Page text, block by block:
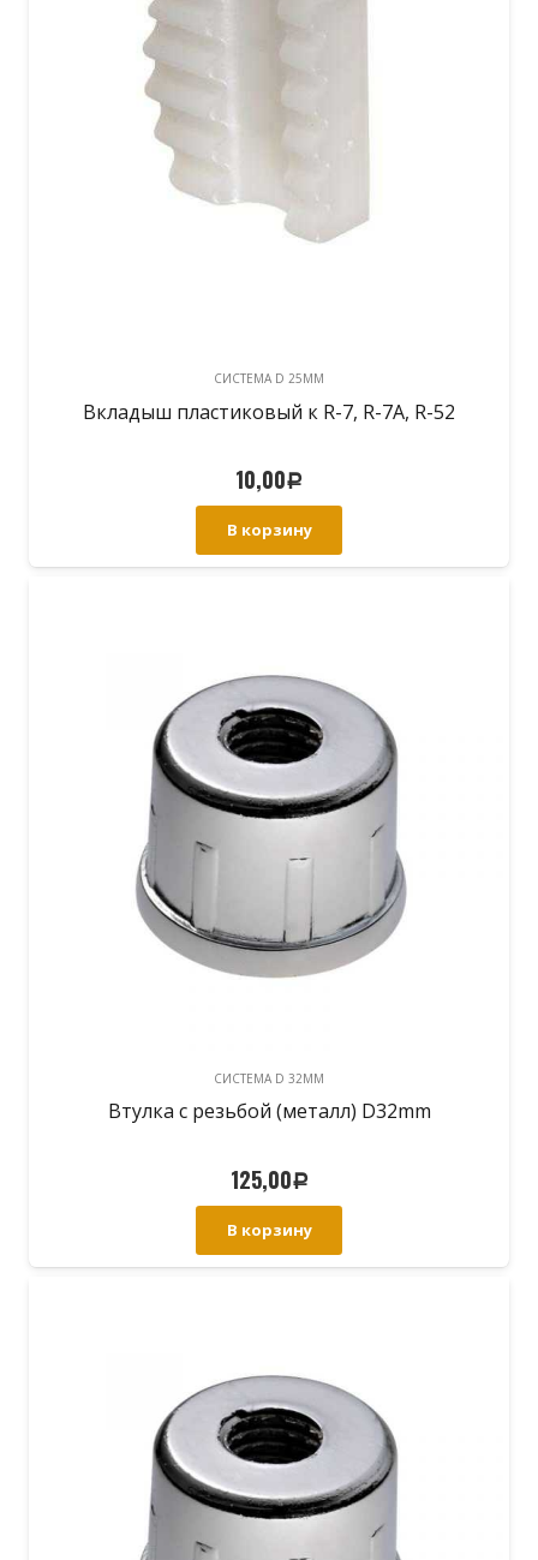
CИСТЕМА D 25MM
Вкладыш пластиковый к R-7, R-7A, R-52
10,00Р
В корзину
CИСТЕМА D 32MM
Втулка с резьбой (металл) D32mm
125,00Р
В корзину